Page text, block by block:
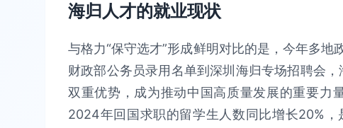
海归人才的就业现状
与格力“保守选才”形成鲜明对比的是，今年多
财政部公务员录用名单到深圳海归专场招聘会
双重优势，成为推动中国高质量发展的重要力
2024年回国求职的留学生人数同比增长20%